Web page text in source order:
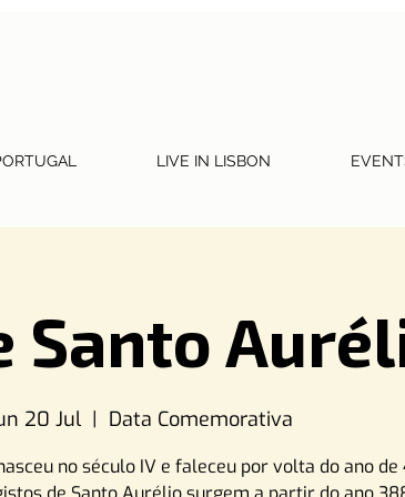
LIVE IN LISBON
Santo
20 Jul
  |
Data Comemorativa
no século IV e faleceu por volta do ano de